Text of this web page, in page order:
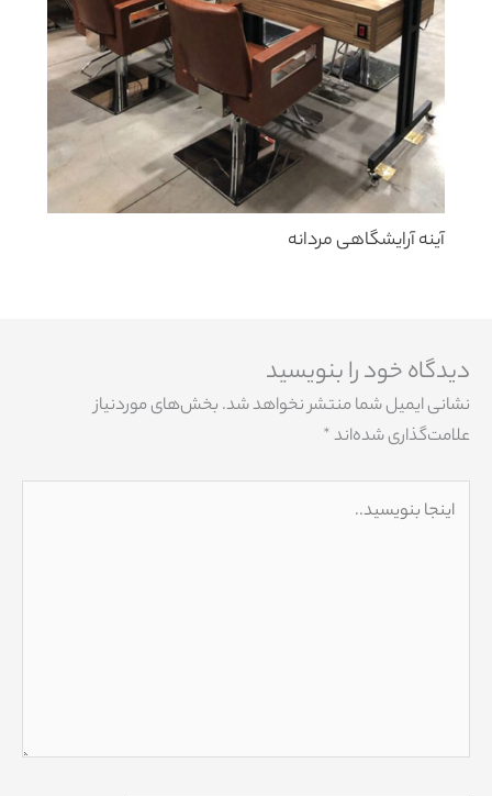
آینه آرایشگاهی مردانه
دیدگاه‌ خود را بنویسید
نشانی ایمیل شما منتشر نخواهد شد.بخش‌های موردنیاز
علامت‌گذاری شده‌اند*
اینجا
بنویسید..